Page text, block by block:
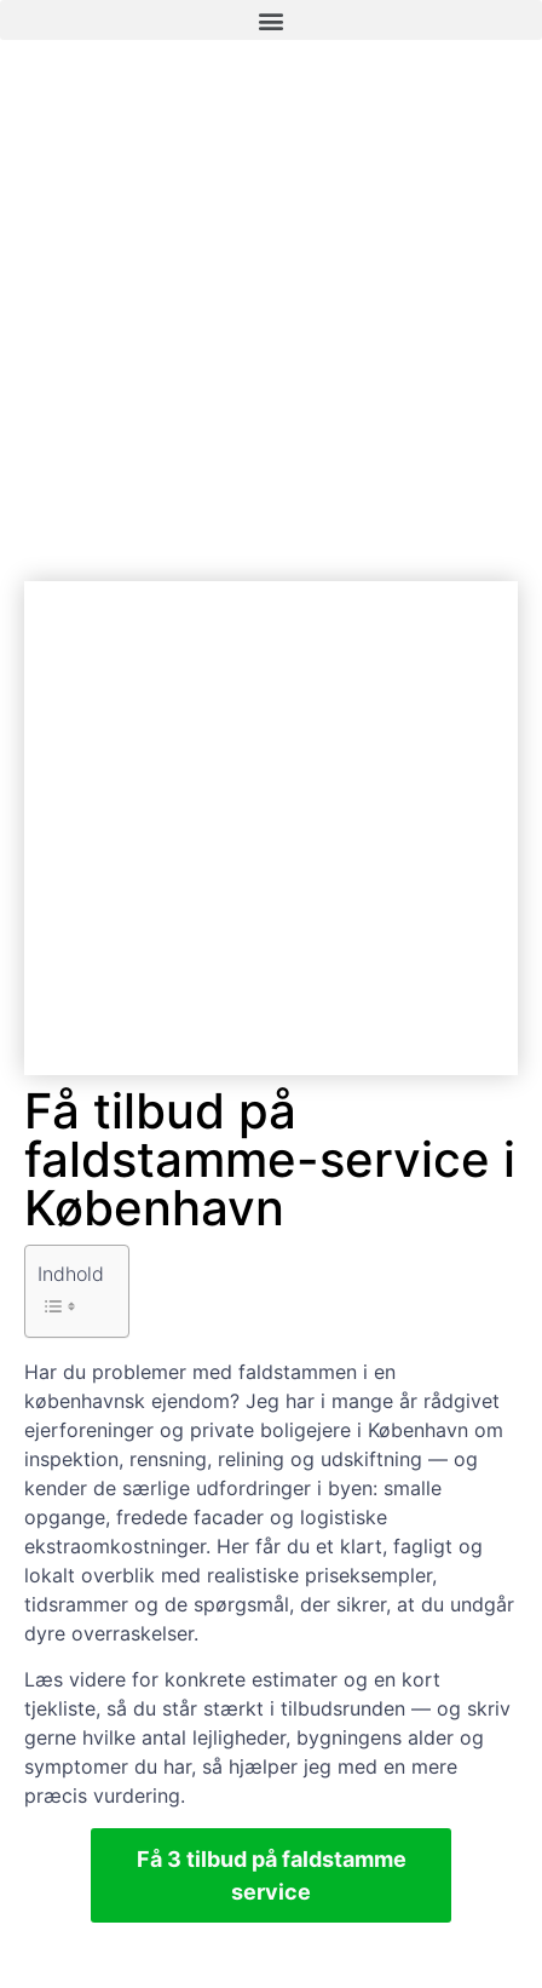
Få tilbud på
faldstamme-service i
København
Indhold
Har du problemer med faldstammen i en
københavnsk ejendom? Jeg har i mange år rådgivet
ejerforeninger og private boligejere i København om
inspektion, rensning, relining og udskiftning — og
kender de særlige udfordringer i byen: smalle
opgange, fredede facader og logistiske
ekstraomkostninger. Her får du et klart, fagligt og
lokalt overblik med realistiske priseksempler,
tidsrammer og de spørgsmål, der sikrer, at du undgår
dyre overraskelser.
Læs videre for konkrete estimater og en kort
tjekliste, så du står stærkt i tilbudsrunden — og skriv
gerne hvilke antal lejligheder, bygningens alder og
symptomer du har, så hjælper jeg med en mere
præcis vurdering.
Få 3 tilbud på faldstamme
service